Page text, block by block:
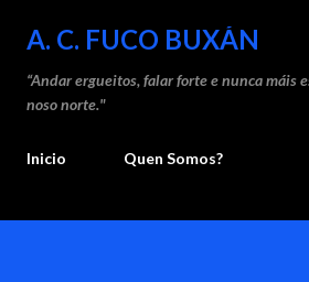
Saltar ao contido
A. C. FUCO BUXÁN
“Andar ergueitos, falar forte e nunca máis
noso norte."
Inicio Quen Somos?